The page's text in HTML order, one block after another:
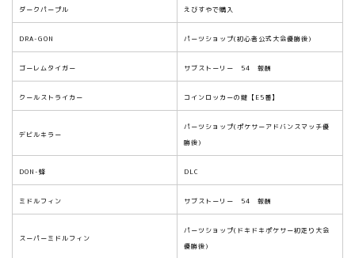
ダークパープル えびすやで購入
DRA-GON パーツショップ(初心者公式大会優勝後)
ゴーレムタイガー サブストーリー 54 報酬
クールストライカー コインロッカーの鍵【E5番】
デビルキラー
パーツショップ(ポケサーアドバンスマッチ優
勝後)
DON-蜂 DLC
ミドルフィン サブストーリー 54 報酬
スーパーミドルフィン
パーツショップ(ドキドキポケサー初走り大会
優勝後)